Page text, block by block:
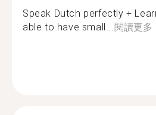
Speak Dutch perfectly +
able to have small...閱讀更多